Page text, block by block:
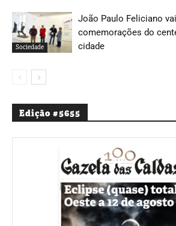
Sociedade
João Paulo Feliciano
comemorações do
cidade
Edição #5655